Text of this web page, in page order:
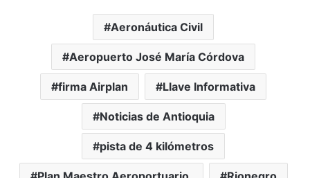
Aeronáutica Civil
Aeropuerto José María Córdova
firma Airplan Llave Informativa
Noticias de Antioquia
pista de 4 kilómetros